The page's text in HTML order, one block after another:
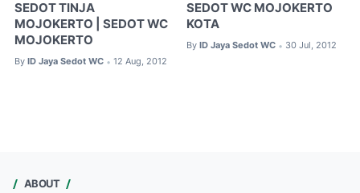
SEDOT TINJA
MOJOKERTO | SEDOT WC
MOJOKERTO
By ID Jaya Sedot WC • 12 Aug, 2012
SEDOT WC MOJOKERTO
KOTA
By ID Jaya Sedot WC • 30 Jul, 2012
ABOUT